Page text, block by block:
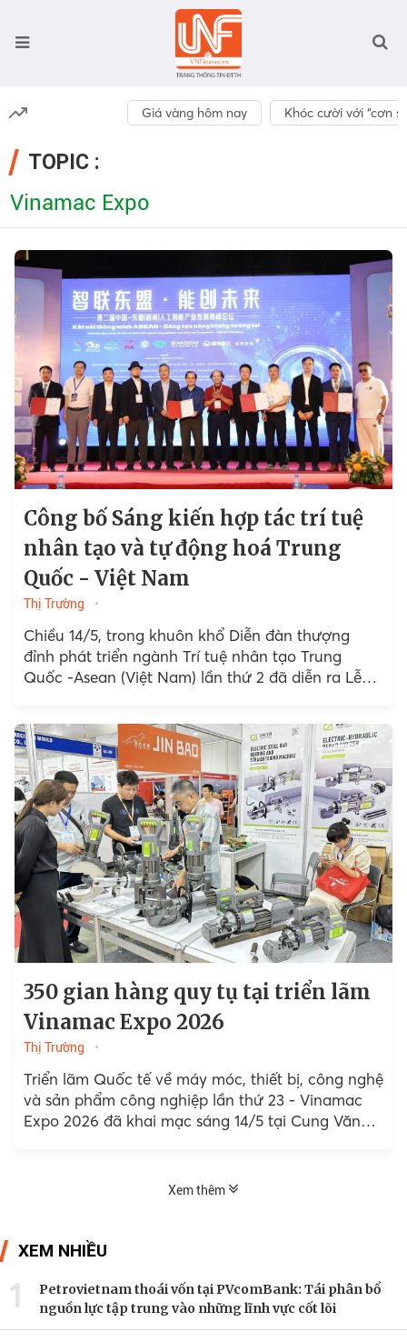
Giá vàng hôm nay Khóc cười với “cơn
TOPIC :
Vinamac Expo
Công bố Sáng kiến hợp tác trí tuệ
nhân tạo và tự động hoá Trung
Quốc - Việt Nam
Thị Trường
Chiều 14/5, trong khuôn khổ Diễn đàn thượng
đỉnh phát triển ngành Trí tuệ nhân tạo Trung
Quốc -Asean (Việt Nam) lần thứ 2 đã diễn ra Lễ
350 gian hàng quy tụ tại triển lãm
Vinamac Expo 2026
Thị Trường
Triển lãm Quốc tế về máy móc, thiết bị, công nghệ
và sản phẩm công nghiệp lần thứ 23 - Vinamac
Expo 2026 đã khai mạc sáng 14/5 tại Cung Văn
Xem thêm
XEM NHIỀU
1
Petrovietnam thoái vốn tại PVcomBank: Tái phân bổ
nguồn lực tập trung vào những lĩnh vực cốt lõi